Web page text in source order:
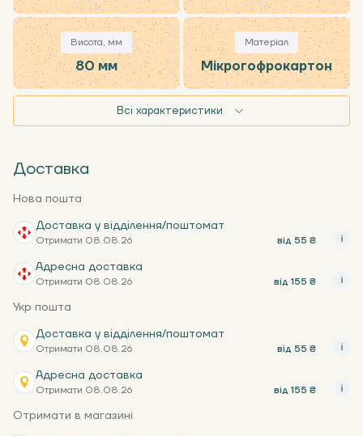
Висота, мм
80 мм
Матеріал
Мікрогофрокартон
Всі характеристики
Доставка
Нова пошта
Доставка у відділення/поштомат
Отримати 08.08.26 від 55 ₴
Адресна доставка
Отримати 08.08.26 від 155 ₴
Укр пошта
Доставка у відділення/поштомат
Отримати 08.08.26 від 55 ₴
Адресна доставка
Отримати 08.08.26 від 155 ₴
Отримати в магазині